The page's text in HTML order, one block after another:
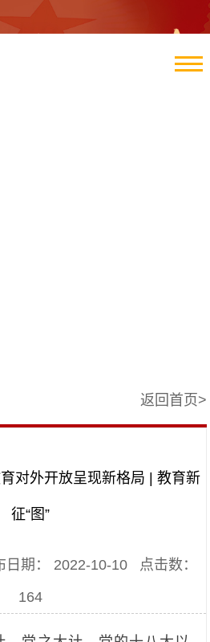
返回首页>
对外开放呈现新格局 | 教育新
征“图”
期： 2022-10-10 点击数：
164